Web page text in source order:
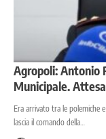
Agropoli: Antonio
Municipale.
Era arrivato tra le polemiche
lascia il comando della…